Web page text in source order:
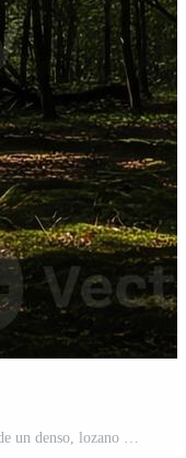
luz de sol filtración mediante el pabellón de un denso, lozano bosque Foto Pro